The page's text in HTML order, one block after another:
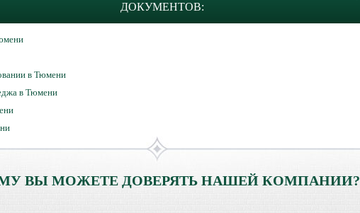
ДОКУМЕНТОВ:
в Тюмени
в Тюмени
ВЫ МОЖЕТЕ ДОВЕРЯТЬ НАШЕЙ КОМПАНИИ?